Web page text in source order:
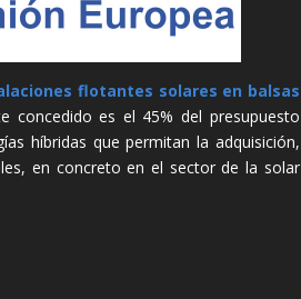
flotantes solares en balsas
concedido es el 45% del presupuesto
híbridas que permitan la adquisición,
en concreto en el sector de la solar